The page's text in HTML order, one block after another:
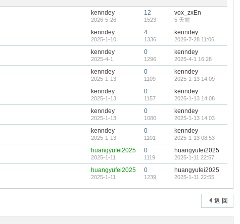
顶
kenndey
2026-5-26
12
1523
vox_zxEn
5 天前
kenndey
2025-1-10
4
1336
kenndey
2026-7-28 11:06
kenndey
2025-4-1
0
1296
kenndey
2025-4-1 16:28
kenndey
2025-1-13
0
1109
kenndey
2025-1-13 14:09
kenndey
2025-1-13
0
1157
kenndey
2025-1-13 14:08
kenndey
2025-1-13
0
1080
kenndey
2025-1-13 14:03
kenndey
2025-1-13
0
1101
kenndey
2025-1-13 08:53
huangyufei2025
2025-1-11
0
1119
huangyufei2025
2025-1-11 22:57
huangyufei2025
2025-1-11
0
1239
huangyufei2025
2025-1-11 22:55
返 回